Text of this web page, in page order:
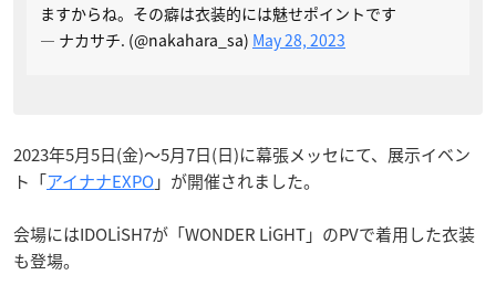
ますからね。その癖は衣装的には魅せポイントです
— ナカサチ. (@nakahara_sa) May 28, 2023
2023年5月5日(金)～5月7日(日)に幕張メッセにて、展示イベン
ト「アイナナEXPO」が開催されました。
会場にはIDOLiSH7が「WONDER LiGHT」のPVで着用した衣装
も登場。